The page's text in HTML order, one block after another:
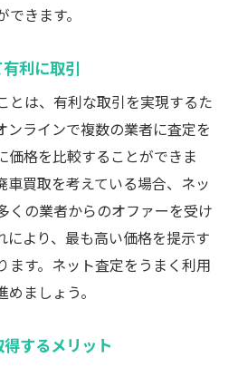
が重要な理由とは
条件を引き出す方法
き出すための査定術
がる自動車買取の知識
取業者選びのポイント
活用した賢いアプローチ
額査定を実現する方法
買取のための基本
買取を最大限に活用する
役立つ高額査定の方法
きます。
利に取引
とは、有利な取引を実現するた
ンラインで複数の業者に査定を
価格を比較することができま
車買取を考えている場合、ネッ
くの業者からのオファーを受け
により、最も高い価格を提示す
ます。ネット査定をうまく利用
ましょう。
するメリット